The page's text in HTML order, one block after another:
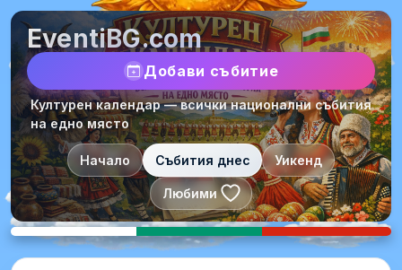
EventiBG.com
Добави събитие
Културен календар — всички национални събития
на едно място
Начало Събития днес Уикенд
Любими